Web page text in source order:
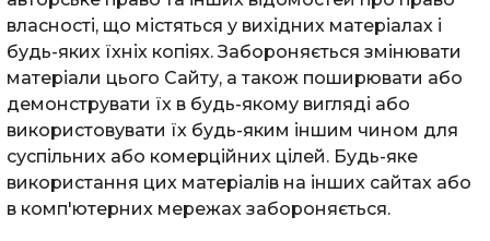
власності, що містяться у вихідних матеріалах і
будь-яких їхніх копіях. Забороняється змінювати
матеріали цього Сайту, а також поширювати або
демонструвати їх в будь-якому вигляді або
використовувати їх будь-яким іншим чином для
суспільних або комерційних цілей. Будь-яке
використання цих матеріалів на інших сайтах або
в комп'ютерних мережах забороняється.